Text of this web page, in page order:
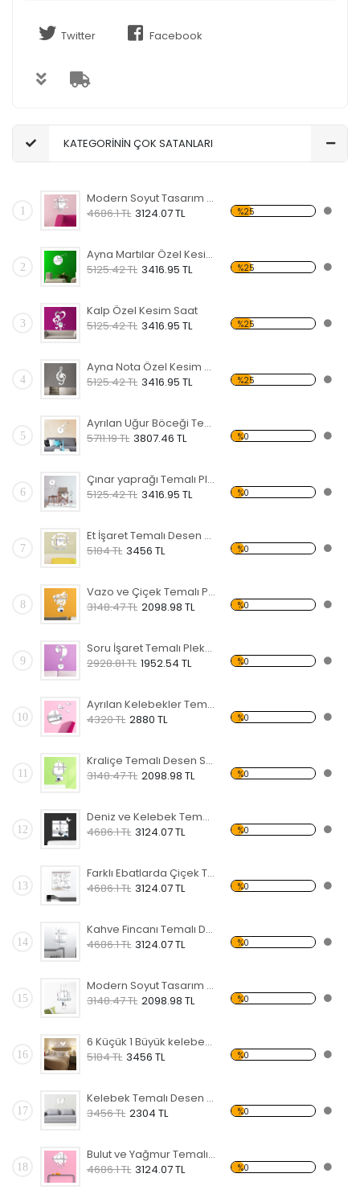
Twitter Facebook
KATEGORİNİN ÇOK SATANLARI
1
Modern Soyut Tasarım 1 Temalı Pleksi Saat
4686.1 TL 3124.07 TL %25
2
Ayna Martılar Özel Kesim Saat
5125.42 TL 3416.95 TL %25
3
Kalp Özel Kesim Saat
5125.42 TL 3416.95 TL %25
4
Ayna Nota Özel Kesim Saat
5125.42 TL 3416.95 TL %25
5
Ayrılan Uğur Böceği Temalı Pleksi Saat
5711.19 TL 3807.46 TL %0
6
Çınar yaprağı Temalı Pleksi Saat
5125.42 TL 3416.95 TL %0
7
Et İşaret Temalı Desen Saat
5184 TL 3456 TL %0
8
Vazo ve Çiçek Temalı Pleksi Saat
3148.47 TL 2098.98 TL %0
9
Soru İşaret Temalı Pleksi Saat
2928.81 TL 1952.54 TL %0
10
Ayrılan Kelebekler Temalı Desen Saat
4320 TL 2880 TL %0
11
Kraliçe Temalı Desen Saat
3148.47 TL 2098.98 TL %0
12
Deniz ve Kelebek Temalı Desen Saat
4686.1 TL 3124.07 TL %0
13
Farklı Ebatlarda Çiçek Temalı Desen Saat
4686.1 TL 3124.07 TL %0
14
Kahve Fincanı Temalı Desen Saat
4686.1 TL 3124.07 TL %0
15
Modern Soyut Tasarım 8 Temalı Desen Saat
3148.47 TL 2098.98 TL %0
16
6 Küçük 1 Büyük kelebek Temalı Desen Saat
5184 TL 3456 TL %0
17
Kelebek Temalı Desen Saat
3456 TL 2304 TL %0
18
Bulut ve Yağmur Temalı Desen Saat
4686.1 TL 3124.07 TL %0